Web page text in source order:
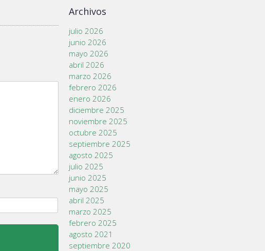
Archivos
julio 2026
junio 2026
mayo 2026
abril 2026
marzo 2026
febrero 2026
enero 2026
diciembre 2025
noviembre 2025
octubre 2025
septiembre 2025
agosto 2025
julio 2025
junio 2025
mayo 2025
abril 2025
marzo 2025
febrero 2025
agosto 2021
septiembre 2020